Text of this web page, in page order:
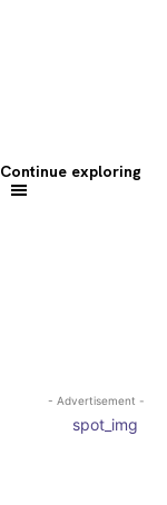
Continue exploring
- Advertisement -